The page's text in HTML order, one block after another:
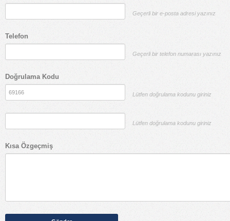
Geçerli bir e-posta adresi yazınız
Telefon
Geçerli bir telefon numarası yazınız
Doğrulama Kodu
Lütfen doğrulama kodunu giriniz
Lütfen doğrulama kodunu giriniz
Kısa Özgeçmiş